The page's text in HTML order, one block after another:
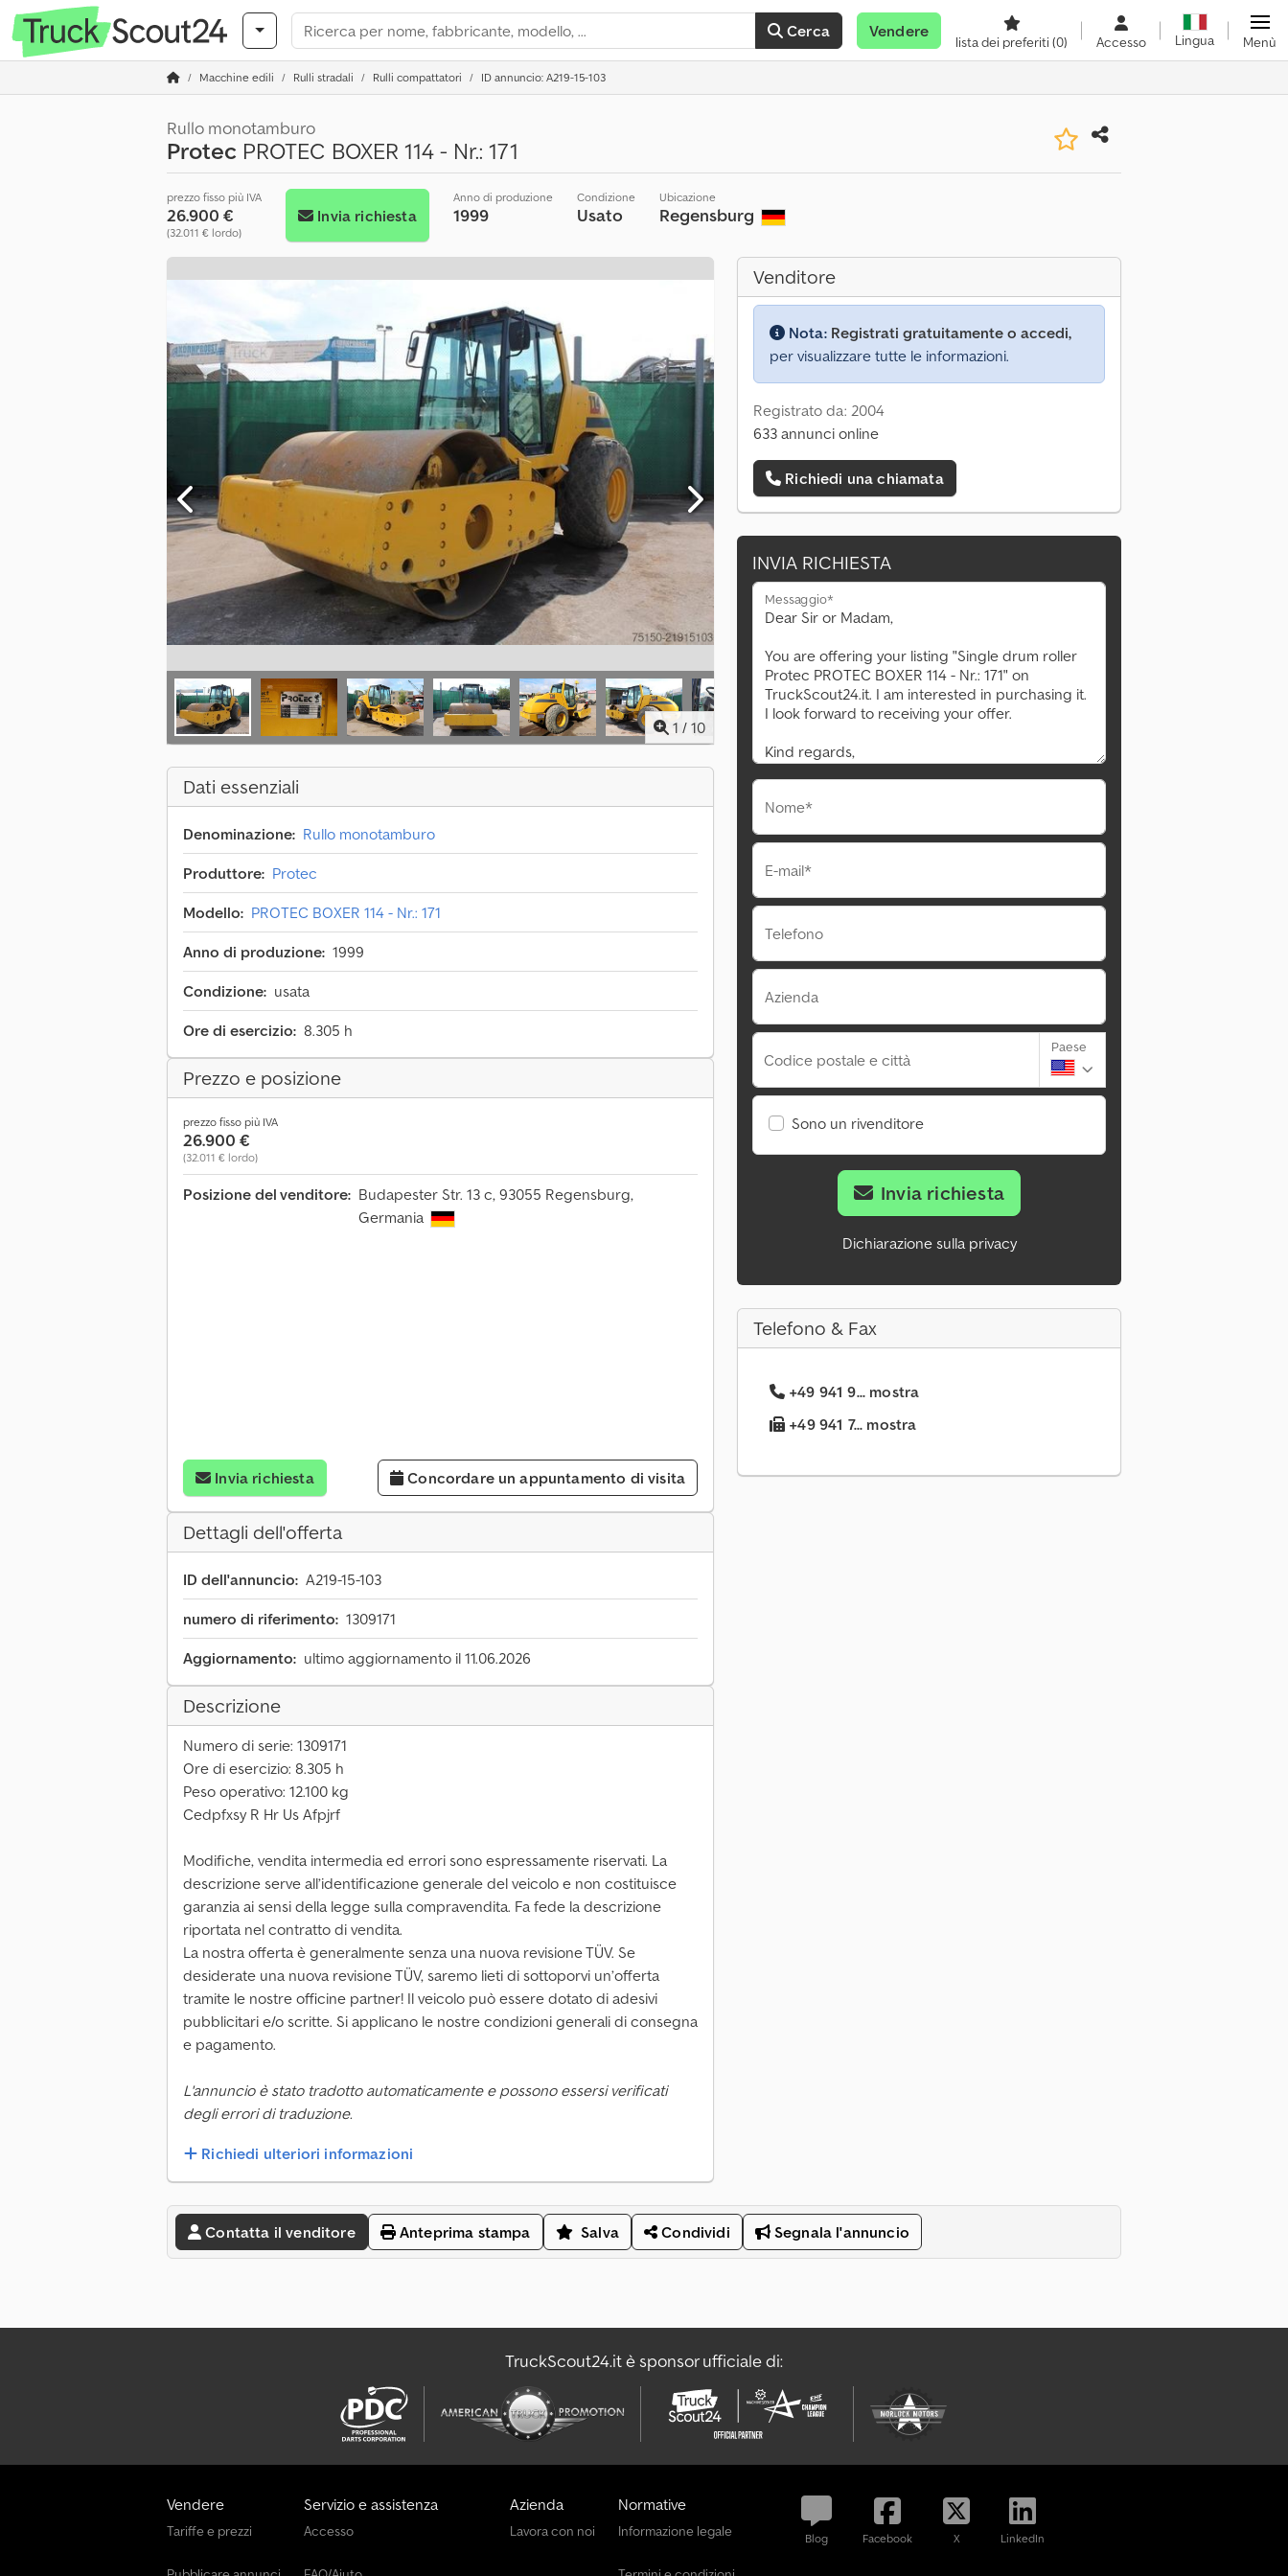
Cerca Vendere
lista dei preferiti (0) Accesso Lingua Menù
Macchine edili Rulli stradali Rulli compattatori ID annuncio: A219-15-103
Rullo monotamburo
Protec PROTEC BOXER 114 - Nr.: 171
prezzo fisso più IVA
26.900 €
(32.011 € lordo)
Invia richiesta
Anno di produzione
1999
Condizione
Usato
Ubicazione
Regensburg
1 / 10
Dati essenziali
Denominazione: Rullo monotamburo
Produttore: Protec
Modello: PROTEC BOXER 114 - Nr.: 171
Anno di produzione: 1999
Condizione: usata
Ore di esercizio: 8.305 h
Prezzo e posizione
prezzo fisso più IVA
26.900 €
(32.011 € lordo)
Posizione del venditore: Budapester Str. 13 c, 93055 Regensburg,
Germania
Invia richiesta Concordare un appuntamento di visita
Dettagli dell'offerta
ID dell'annuncio: A219-15-103
numero di riferimento: 1309171
Aggiornamento: ultimo aggiornamento il 11.06.2026
Descrizione
Numero di serie: 1309171
Ore di esercizio: 8.305 h
Peso operativo: 12.100 kg
Cedpfxsy R Hr Us Afpjrf
Modifiche, vendita intermedia ed errori sono espressamente riservati. La
descrizione serve all’identificazione generale del veicolo e non costituisce
garanzia ai sensi della legge sulla compravendita. Fa fede la descrizione
riportata nel contratto di vendita.
La nostra offerta è generalmente senza una nuova revisione TÜV. Se
desiderate una nuova revisione TÜV, saremo lieti di sottoporvi un’offerta
tramite le nostre officine partner! Il veicolo può essere dotato di adesivi
pubblicitari e/o scritte. Si applicano le nostre condizioni generali di consegna
e pagamento.
L'annuncio è stato tradotto automaticamente e possono essersi verificati
degli errori di traduzione.
Richiedi ulteriori informazioni
Venditore
Nota: Registrati gratuitamente o accedi,
per visualizzare tutte le informazioni.
Registrato da: 2004
633 annunci online
Richiedi una chiamata
INVIA RICHIESTA
Messaggio*
Nome*
E-mail*
Telefono
Azienda
Codice postale e città
Paese
Sono un rivenditore
Invia richiesta
Dichiarazione sulla privacy
Telefono & Fax
+49 941 9... mostra
+49 941 7... mostra
Contatta il venditore Anteprima stampa Salva Condividi Segnala l'annuncio
TruckScout24.it è sponsor ufficiale di:
Vendere
Tariffe e prezzi
Servizio e assistenza
Accesso
Azienda
Lavora con noi
Normative
Informazione legale Blog Facebook X LinkedIn